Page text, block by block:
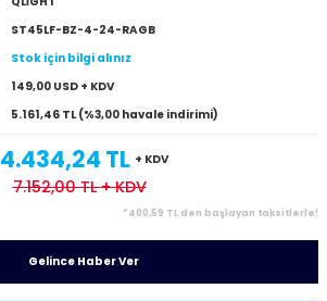
ST45LF-BZ-4-24-RAGB
Stok için bilgi alınız
149,00 USD + KDV
5.161,46 TL (%3,00 havale indirimi)
4.434,24 TL + KDV
7.152,00 TL+ KDV
*400,59 TL den başlayan taksitlerle!
Gelince Haber Ver